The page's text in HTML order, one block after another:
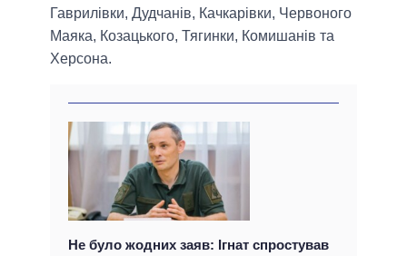
Гаврилівки, Дудчанів, Качкарівки, Червоного
Маяка, Козацького, Тягинки, Комишанів та
Херсона.
Не було жодних заяв: Ігнат спростував